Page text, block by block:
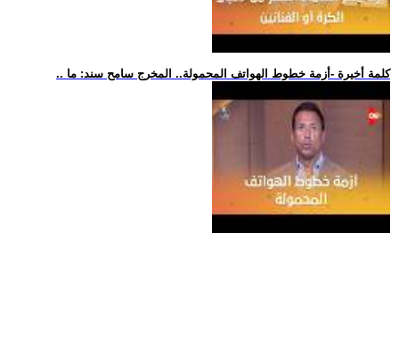
.. كلمة أخيرة -أزمة خطوط الهواتف المحمولة.. المخرج سامح سند: ما